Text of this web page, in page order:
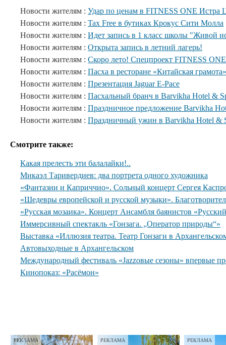
Новости жителям : Удар по ценам в FITNESS ONE Истра
Новости жителям : Tax Free в бутиках Крокус Сити Молла
Новости жителям : Идет запись в 1 класс школы "Живой
Новости жителям : Открыта запись в летний лагерь!
Новости жителям : Скоро лето! Спецпроект FITNESS ONE
Новости жителям : Пасха в ресторане «Китайская грамота»
Новости жителям : Презентация Jaguar E-Pace
Новости жителям : Пасхальный бранч в Barvikha Hotel &
Новости жителям : Праздничное предложение Barvikha
Новости жителям : Праздничный ужин в Barvikha Hotel &
Смотрите также:
Какая прелесть эти балалайки!..
Микаэл Таривердиев: два портрета одного художника
«Фантазии и Каприччио». Сольный концерт Сергея
«Шедевры европейской и русской музыки».
«Русская мозаика». Концерт Ансамбля баянистов
Иммерсивный спектакль «Гонзага. „Оператор природы“»
Выставка «Иллюзия театра. Театр Гонзаги в
Автовыходные в Архангельском
Международный фестиваль «Jazzовые сезоны» впервые
Кинопоказ: «Расёмон»
РЕКЛАМА РЕКЛАМА РЕКЛАМА